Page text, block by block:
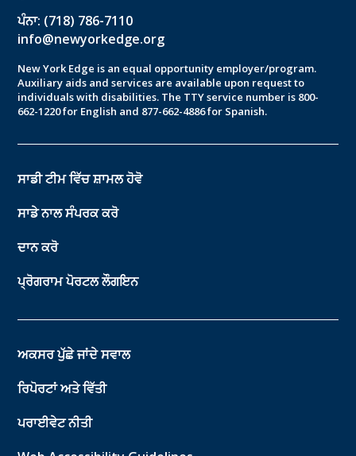
ਪੰਨਾ: (718) 786-7110
info@newyorkedge.org
New York Edge is an equal opportunity employer/program.
Auxiliary aids and services are available upon request to
individuals with disabilities. The TTY service number is 800-
662-1220 for English and 877-662-4886 for Spanish.
ਸਾਡੀ ਟੀਮ ਵਿੱਚ ਸ਼ਾਮਲ ਹੋਵੋ
ਸਾਡੇ ਨਾਲ ਸੰਪਰਕ ਕਰੋ
ਦਾਨ ਕਰੋ
ਪ੍ਰੋਗਰਾਮ ਪੋਰਟਲ ਲੌਗਇਨ
ਅਕਸਰ ਪੁੱਛੇ ਜਾਂਦੇ ਸਵਾਲ
ਰਿਪੋਰਟਾਂ ਅਤੇ ਵਿੱਤੀ
ਪਰਾਈਵੇਟ ਨੀਤੀ